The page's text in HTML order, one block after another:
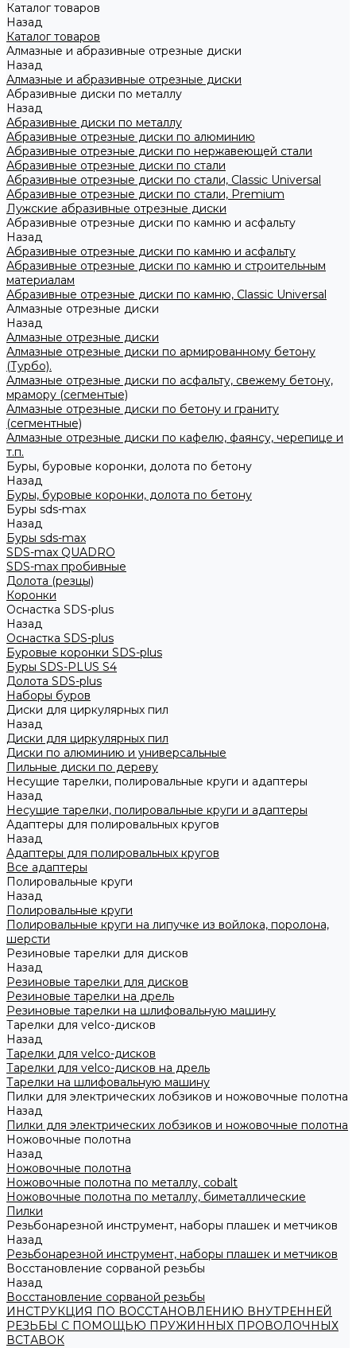
Каталог товаров
Назад
Каталог товаров
Алмазные и абразивные отрезные диски
Назад
Алмазные и абразивные отрезные диски
Абразивные диски по металлу
Назад
Абразивные диски по металлу
Абразивные отрезные диски по алюминию
Абразивные отрезные диски по нержавеющей стали
Абразивные отрезные диски по стали
Абразивные отрезные диски по стали, Classic Universal
Абразивные отрезные диски по стали, Premium
Лужские абразивные отрезные диски
Абразивные отрезные диски по камню и асфальту
Назад
Абразивные отрезные диски по камню и асфальту
Абразивные отрезные диски по камню и строительным
материалам
Абразивные отрезные диски по камню, Classic Universal
Алмазные отрезные диски
Назад
Алмазные отрезные диски
Алмазные отрезные диски по армированному бетону
(Турбо).
Алмазные отрезные диски по асфальту, свежему бетону,
мрамору (сегментые)
Алмазные отрезные диски по бетону и граниту
(сегментные)
Алмазные отрезные диски по кафелю, фаянсу, черепице и
т.п.
Буры, буровые коронки, долота по бетону
Назад
Буры, буровые коронки, долота по бетону
Буры sds-max
Назад
Буры sds-max
SDS-max QUADRO
SDS-max пробивные
Долота (резцы)
Коронки
Оснастка SDS-plus
Назад
Оснастка SDS-plus
Буровые коронки SDS-plus
Буры SDS-PLUS S4
Долота SDS-plus
Наборы буров
Диски для циркулярных пил
Назад
Диски для циркулярных пил
Диски по алюминию и универсальные
Пильные диски по дереву
Несущие тарелки, полировальные круги и адаптеры
Назад
Несущие тарелки, полировальные круги и адаптеры
Адаптеры для полировальных кругов
Назад
Адаптеры для полировальных кругов
Все адаптеры
Полировальные круги
Назад
Полировальные круги
Полировальные круги на липучке из войлока, поролона,
шерсти
Резиновые тарелки для дисков
Назад
Резиновые тарелки для дисков
Резиновые тарелки на дрель
Резиновые тарелки на шлифовальную машину
Тарелки для velco-дисков
Назад
Тарелки для velco-дисков
Тарелки для velco-дисков на дрель
Тарелки на шлифовальную машину
Пилки для электрических лобзиков и ножовочные полотна
Назад
Пилки для электрических лобзиков и ножовочные полотна
Ножовочные полотна
Назад
Ножовочные полотна
Ножовочные полотна по металлу, cobalt
Ножовочные полотна по металлу, биметаллические
Пилки
Резьбонарезной инструмент, наборы плашек и метчиков
Назад
Резьбонарезной инструмент, наборы плашек и метчиков
Восстановление сорваной резьбы
Назад
Восстановление сорваной резьбы
ИНСТРУКЦИЯ ПО ВОССТАНОВЛЕНИЮ ВНУТРЕННЕЙ
РЕЗЬБЫ С ПОМОЩЬЮ ПРУЖИННЫХ ПРОВОЛОЧНЫХ
ВСТАВОК